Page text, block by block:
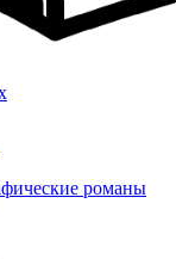
романы